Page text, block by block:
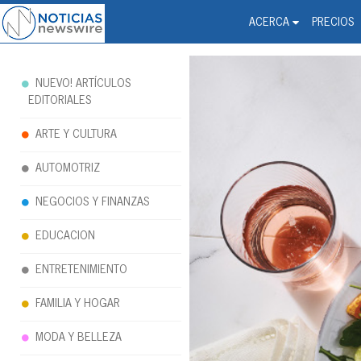
ACERCA PRECIOS
Noticias Newswire -
NUEVO! ARTÍCULOS
EDITORIALES
ARTE Y CULTURA
AUTOMOTRIZ
NEGOCIOS Y FINANZAS
EDUCACION
ENTRETENIMIENTO
FAMILIA Y HOGAR
MODA Y BELLEZA